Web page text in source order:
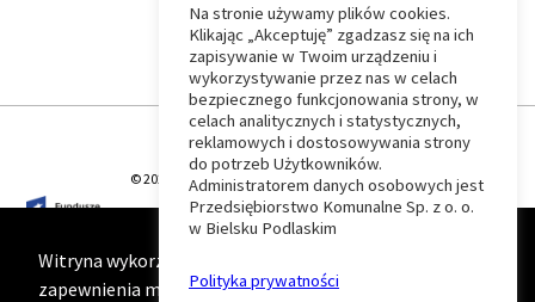
⏶
Wróć
do
początku
strony
© 2026 T-Matic Grupa Computer Plus Sp. z o.o.
Witryna wykorzystuje ciasteczka (cookies) w celu
zapewnienia maksymalnej wygody podczas korzystania
Na stronie używamy plików cookies.
Klikając „Akceptuję” zgadzasz się na ich
zapisywanie w Twoim urządzeniu i
wykorzystywanie przez nas w celach
bezpiecznego funkcjonowania strony, w
celach analitycznych i statystycznych,
reklamowych i dostosowywania strony
do potrzeb Użytkowników.
Administratorem danych osobowych jest
Przedsiębiorstwo Komunalne Sp. z o. o.
w Bielsku Podlaskim
Polityka prywatności